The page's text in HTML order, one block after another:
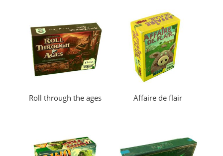
Roll through the ages Affaire de flair